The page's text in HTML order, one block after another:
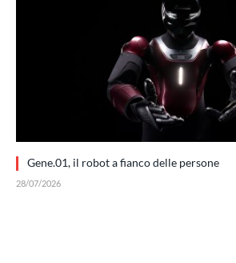
Gene.01, il robot a fianco delle persone
28/07/2026